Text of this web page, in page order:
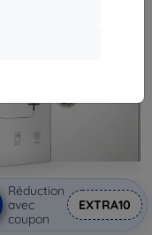
Réduction
avec
coupon
EXTRA10